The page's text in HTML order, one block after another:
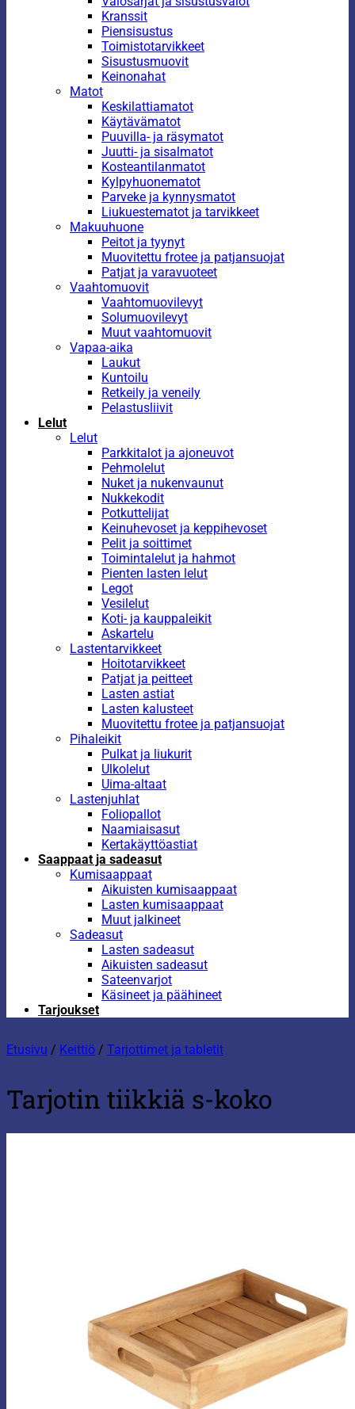
Kranssit
Piensisustus
Toimistotarvikkeet
Sisustusmuovit
Keinonahat
Matot
Keskilattiamatot
Käytävämatot
Puuvilla- ja räsymatot
Juutti- ja sisalmatot
Kosteantilanmatot
Kylpyhuonematot
Parveke ja kynnysmatot
Liukuestematot ja tarvikkeet
Makuuhuone
Peitot ja tyynyt
Muovitettu frotee ja patjansuojat
Patjat ja varavuoteet
Vaahtomuovit
Vaahtomuovilevyt
Solumuovilevyt
Muut vaahtomuovit
Vapaa-aika
Laukut
Kuntoilu
Retkeily ja veneily
Pelastusliivit
Lelut
Lelut
Parkkitalot ja ajoneuvot
Pehmolelut
Nuket ja nukenvaunut
Nukkekodit
Potkuttelijat
Keinuhevoset ja keppihevoset
Pelit ja soittimet
Toimintalelut ja hahmot
Pienten lasten lelut
Legot
Vesilelut
Koti- ja kauppaleikit
Askartelu
Lastentarvikkeet
Hoitotarvikkeet
Patjat ja peitteet
Lasten astiat
Lasten kalusteet
Muovitettu frotee ja patjansuojat
Pihaleikit
Pulkat ja liukurit
Ulkolelut
Uima-altaat
Lastenjuhlat
Foliopallot
Naamiaisasut
Kertakäyttöastiat
Saappaat ja sadeasut
Kumisaappaat
Aikuisten kumisaappaat
Lasten kumisaappaat
Muut jalkineet
Sadeasut
Lasten sadeasut
Aikuisten sadeasut
Sateenvarjot
Käsineet ja päähineet
Tarjoukset
Etusivu / Keittiö / Tarjottimet ja tabletit
Tarjotin tiikkiä s-koko